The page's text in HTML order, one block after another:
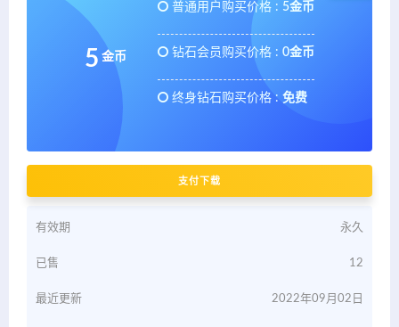
5 金币
普通用户购买价格 : 5金币
钻石会员购买价格 : 0金币
终身钻石购买价格 : 免费
支付下载
有效期 永久
已售 12
最近更新 2022年09月02日